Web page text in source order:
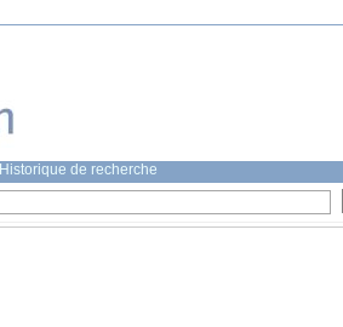
Historique de recherche